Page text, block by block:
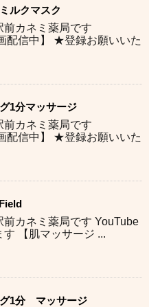
ルクマスク
前カネミ薬局です
配信中】 ★登録お願いいた
1分マッサージ
前カネミ薬局です
配信中】 ★登録お願いいた
前カネミ薬局です YouTube
す 【肌マッサージ ...
1分 マッサージ